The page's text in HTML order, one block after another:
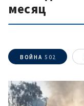
месяц
ВОЙНА 502